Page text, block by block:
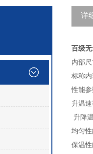
详
百级
内部
标称
性能
升温
升降
均匀
保温